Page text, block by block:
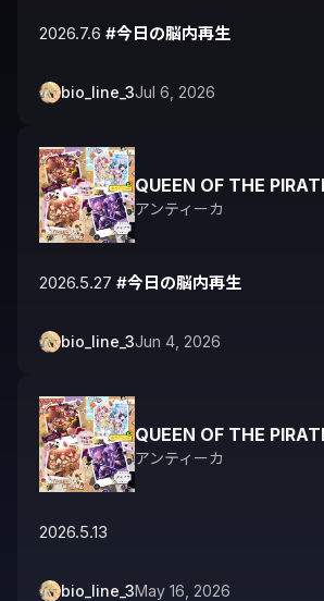
2026.7.6 #今日の脳内再生
bio_line_3Jul 6, 2026
QUEEN OF THE
アンティーカ
2026.5.27 #今日の脳内再生
bio_line_3Jun 4, 2026
QUEEN OF THE
アンティーカ
2026.5.13
bio_line_3May 16, 2026